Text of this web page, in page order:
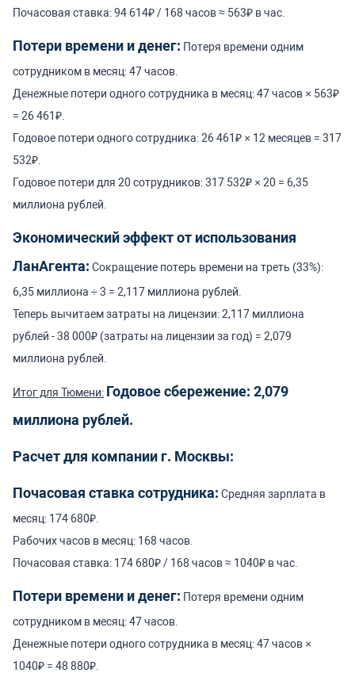
Почасовая ставка: 94 614₽ / 168 часов ≈ 563₽ в час.
Потери времени и денег: Потеря времени одним
сотрудником в месяц: 47 часов.
Денежные потери одного сотрудника в месяц: 47 часов × 563₽
= 26 461₽.
Годовое потери одного сотрудника: 26 461₽ × 12 месяцев = 317
532₽.
Годовое потери для 20 сотрудников: 317 532₽ × 20 = 6,35
миллиона рублей.
Экономический эффект от использования
ЛанАгента: Сокращение потерь времени на треть (33%):
6,35 миллиона ÷ 3 = 2,117 миллиона рублей.
Теперь вычитаем затраты на лицензии: 2,117 миллиона
рублей - 38 000₽ (затраты на лицензии за год) = 2,079
миллиона рублей.
Итог для Тюмени: Годовое сбережение: 2,079
миллиона рублей.
Расчет для компании г. Москвы:
Почасовая ставка сотрудника: Средняя зарплата в
месяц: 174 680₽.
Рабочих часов в месяц: 168 часов.
Почасовая ставка: 174 680₽ / 168 часов ≈ 1040₽ в час.
Потери времени и денег: Потеря времени одним
сотрудником в месяц: 47 часов.
Денежные потери одного сотрудника в месяц: 47 часов ×
1040₽ = 48 880₽.